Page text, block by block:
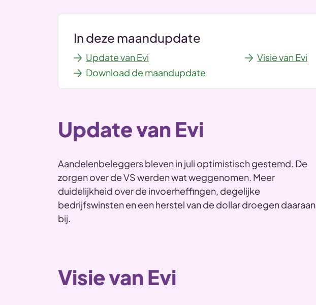
In deze maandupdate
Update van Evi
Visie van Evi
Download de maandupdate
Update van Evi
Aandelenbeleggers bleven in juli optimistisch gestemd. De
zorgen over de VS werden wat weggenomen. Meer
duidelijkheid over de invoerheffingen, degelijke
bedrijfswinsten en een herstel van de dollar droegen daaraan
bij.
Visie van Evi